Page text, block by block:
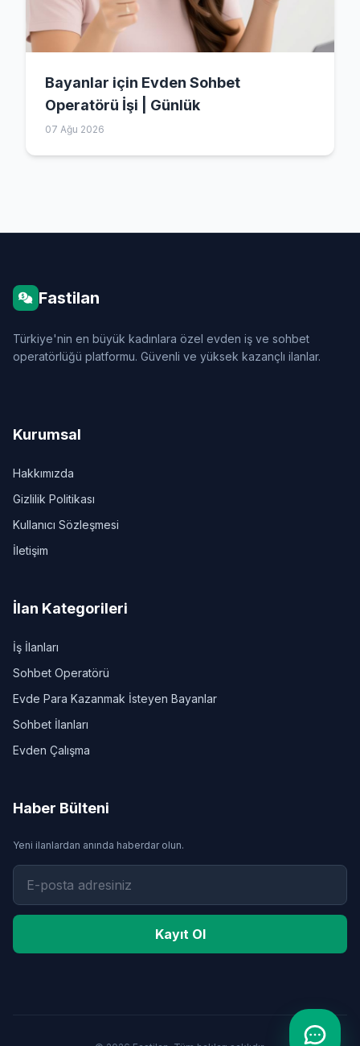
Bayanlar için Evden Sohbet
Operatörü İşi | Günlük
07 Ağu 2026
Fastilan
Türkiye'nin en büyük kadınlara özel evden iş ve sohbet
operatörlüğü platformu. Güvenli ve yüksek kazançlı ilanlar.
Kurumsal
Hakkımızda
Gizlilik Politikası
Kullanıcı Sözleşmesi
İletişim
İlan Kategorileri
İş İlanları
Sohbet Operatörü
Evde Para Kazanmak İsteyen Bayanlar
Sohbet İlanları
Evden Çalışma
Haber Bülteni
Yeni ilanlardan anında haberdar olun.
Kayıt Ol